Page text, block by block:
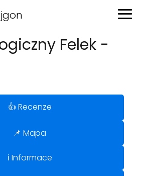
Felek -
👍 Recenze
📌 Mapa
ℹ️ Informace